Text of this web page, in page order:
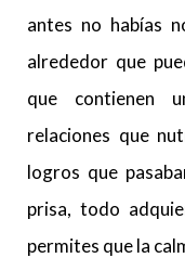
antes no habías
alrededor que
que contienen
relaciones que
logros que
prisa, todo
permites que la